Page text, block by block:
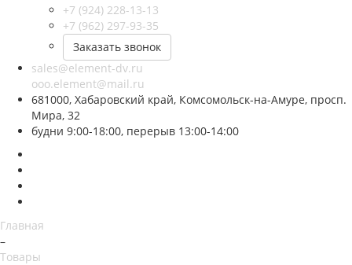
+7 (924) 228-13-13
+7 (962) 297-93-35
Заказать звонок
sales@element-dv.ru
ooo.element@mail.ru
681000, Хабаровский край, Комсомольск-на-Амуре, просп.
Мира, 32
будни 9:00-18:00, перерыв 13:00-14:00
Главная
–
Товары